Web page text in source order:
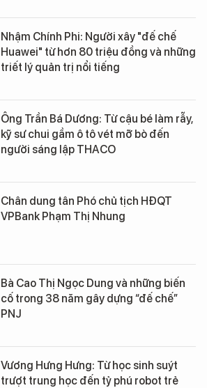
Nhậm Chính Phi: Người xây "đế chế
Huawei" từ hơn 80 triệu đồng và những
triết lý quản trị nổi tiếng
Ông Trần Bá Dương: Từ cậu bé làm rẫy,
kỹ sư chui gầm ô tô vét mỡ bò đến
người sáng lập THACO
Chân dung tân Phó chủ tịch HĐQT
VPBank Phạm Thị Nhung
Bà Cao Thị Ngọc Dung và những biến
cố trong 38 năm gây dựng “đế chế”
PNJ
Vương Hưng Hưng: Từ học sinh suýt
trượt trung học đến tỷ phú robot trẻ